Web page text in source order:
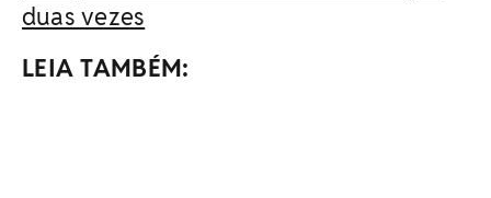
duas vezes
LEIA TAMBÉM: